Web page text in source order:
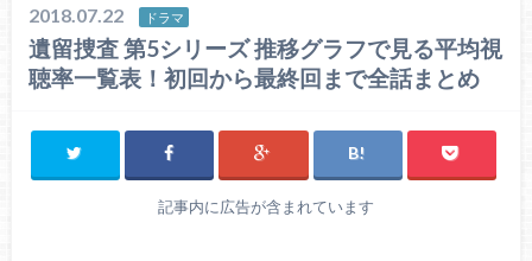
2018.07.22 ドラマ
遺留捜査 第5シリーズ 推移グラフで見る平均視
聴率一覧表！初回から最終回まで全話まとめ
記事内に広告が含まれています